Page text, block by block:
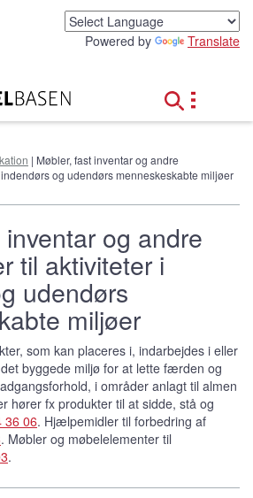
Powered by Translate
| Møbler, fast inventar og andre
og udendørs menneskeskabte miljøer
og andre
til aktiviteter i
udendørs
miljøer
som kan placeres i, indarbejdes i eller
byggede miljø for at lette færden og
i områder anlagt til almen
hører fx produkter til at sidde, stå og
36 06. Hjælpemidler til forbedring af
. Møbler og møbelelementer til
.